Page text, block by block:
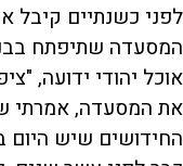
לפני כשנתיים קיבל
המסעדה שתיפתח
אוכל יהודי ידועה,
את המסעדה, אמרתי
החידושים שיש היום